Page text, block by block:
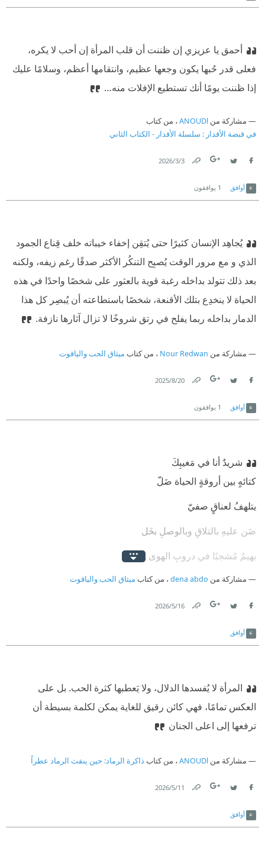
أحمق يا عزيزي إن ظننت أن قلب المرأة إن أحب لا يكره،
فعلى قدر حُبها يكون وجعها عظيم، وانتقامها أعظم، وسلامًا عليك
إذا ظننت يومًا أنك تستطيع الإفلات منه…‏
مشاركة من ANOUDl ، من كتاب
في قبضة الأقدار : سلسلة الأقدار - الكتاب الثاني
3‏/3‏/2026
أوافق 1 يوافقون
‏يُجاهِد الإنسان كثيرًا حتى يُتقِن إخفاء خيباته خلف قِناع الجمود
الذي و مع مرور الوقت يُصبِح التنكُر الأكثر صدقًا رغم زيفه، ولكنه
بعد ذلك تتولد بداخله رغبة قوية بالعثور على شخصًا واحدًا في هذه
الحياة لا ينخدِع بتلك الأقنعة، شخصًا باستطاعته أن يُبصِر كل هذا
الدمار بداخله ربما يفلح في رتق شروخًا لا تزال آثارها نازفة.‏
مشاركة من Nour Redwan ، من كتاب ميثاق الحب والياقوت
20‏/8‏/2025
أوافق 1 يوافقون
شريدٌ أنا في مَغيبِكَ‏
‫‏كتائهٍ بين أروقةٍ الحياة ضَلّ‏
‫‏يتلهفُ لعناقٍ صفيّ‏
‫‏ضَن عليهِ بالتلاقِ وبالوصلِ بخَل‏
‫‏يهيمُ مُشجبًا في دروبِ الهوى ‏
‫‏ينعي عشقًا بأغلالِ الفراقِ و أصفادهِ كُبِّل‏
‫‏يشتهي الوصالَ وإن أضنته شهيتَه‏
‫‏يُناجي الإلهَ غوثه من عُمقِ جُرحٍ مُستعِر‏
‫‏كعمرٍ بغيابِك غابَتْ عينَهُ و صار مُرٌّ‏
‫‏وروحاً مزّقتها عواصفُ الجوى‏
‫‏وقلباً من فرطِ لَوعته قد ثمَر.‏
مشاركة من dena abdo ، من كتاب ميثاق الحب والياقوت
16‏/5‏/2026
أوافق
‏المرأة لا يُفسدها الدلال، ولا يَعطبها كثرة الحب. بل على
العكس تمامًا، فهي كائن رقيق للغاية يمكن لكلمة بسيطة أن
ترفعها إلى اعلى الجنان
مشاركة من ANOUDl ، من كتاب ذاكرة الرماد: حين ينفث الرماد عطراً
11‏/5‏/2026
أوافق